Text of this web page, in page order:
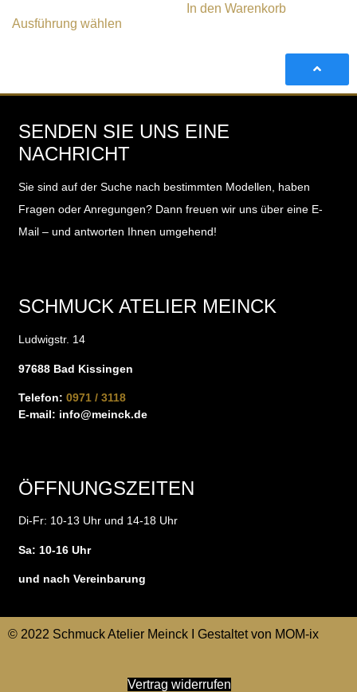
Ausführung wählen
In den Warenkorb
SENDEN SIE UNS EINE
NACHRICHT
Sie sind auf der Suche nach bestimmten Modellen, haben
Fragen oder Anregungen? Dann freuen wir uns über eine E-
Mail – und antworten Ihnen umgehend!
SCHMUCK ATELIER MEINCK
Ludwigstr. 14
97688 Bad Kissingen
Telefon: 0971 / 3118
E-mail: info@meinck.de
ÖFFNUNGSZEITEN
Di-Fr: 10-13 Uhr und 14-18 Uhr
Sa: 10-16 Uhr
und nach Vereinbarung
© 2022 Schmuck Atelier Meinck I Gestaltet von MOM-ix
Vertrag widerrufen